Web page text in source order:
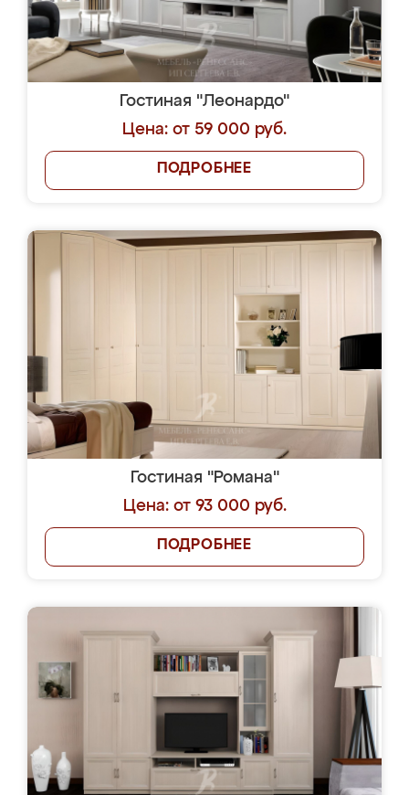
Гостиная "Леонардо"
Цена: от 59 000 руб.
ПОДРОБНЕЕ
Гостиная "Романа"
Цена: от 93 000 руб.
ПОДРОБНЕЕ